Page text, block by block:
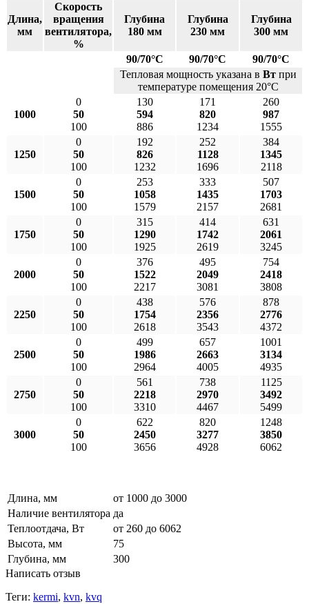
Длина,
мм
Скорость
вращения
вентилятора,
%
Глубина
180 мм
Глубина
230 мм
Глубина
300 мм
90/70°С 90/70°С
90/70°С
Тепловая мощность указана в Втпри
температуре помещения 20°С
1000
0
50
100
130
594
886
171
820
1234
260
987
1555
1250
0
50
100
192
826
1232
252
1128
1696
384
1345
2118
1500
0
50
100
253
1058
1579
333
1435
2157
507
1703
2681
1750
0
50
100
315
1290
1925
414
1742
2619
631
2061
3245
2000
0
50
100
376
1522
2217
495
2049
3081
754
2418
3808
2250
0
50
100
438
1754
2618
576
2356
3543
878
2776
4372
2500
0
50
100
499
1986
2964
657
2663
4005
1001
3134
4935
2750
0
50
100
561
2218
3310
738
2970
4467
1125
3492
5499
3000
0
50
100
622
2450
3656
820
3277
4928
1248
3850
6062
Длина, мм
от 1000 до 3000
Наличие вентилятора да
Теплоотдача, Вт
от 260 до 6062
Высота, мм
75
Глубина, мм
300
Написать отзыв
Теги: kermi, kvn, kvq